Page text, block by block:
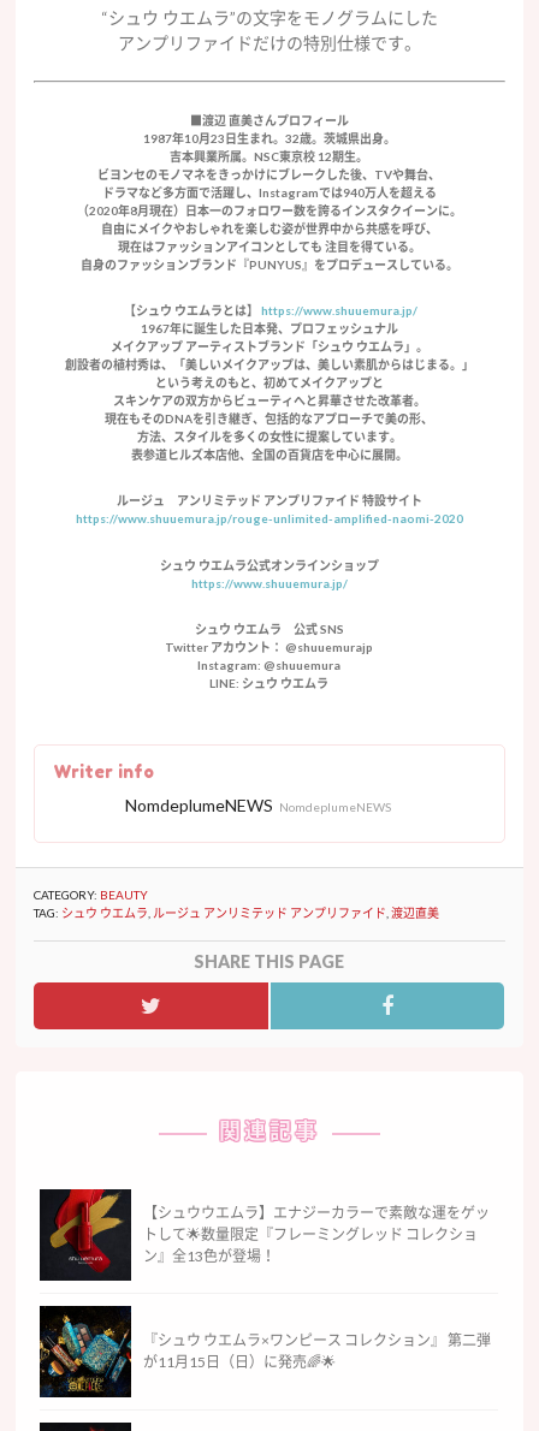
“シュウ ウエムラ”の文字をモノグラムにした
アンプリファイドだけの特別仕様です。
■渡辺 直美さんプロフィール
1987年10月23日生まれ。32歳。茨城県出身。
吉本興業所属。NSC東京校 12期生。
ビヨンセのモノマネをきっかけにブレークした後、TVや舞台、
ドラマなど多方面で活躍し、Instagramでは940万人を超える
（2020年8月現在）日本一のフォロワー数を誇るインスタクイーンに。
自由にメイクやおしゃれを楽しむ姿が世界中から共感を呼び、
現在はファッションアイコンとしても 注目を得ている。
自身のファッションブランド『PUNYUS』をプロデュースしている。
【シュウ ウエムラとは】 https://www.shuuemura.jp/
1967年に誕生した日本発、プロフェッシュナル
メイクアップ アーティストブランド「シュウ ウエムラ」。
創設者の植村秀は、「美しいメイクアップは、美しい素肌からはじまる。」
という考えのもと、初めてメイクアップと
スキンケアの双方からビューティへと昇華させた改革者。
現在もそのDNAを引き継ぎ、包括的なアプローチで美の形、
方法、スタイルを多くの女性に提案しています。
表参道ヒルズ本店他、全国の百貨店を中心に展開。
ルージュ アンリミテッド アンプリファイド 特設サイト
https://www.shuuemura.jp/rouge-unlimited-amplified-naomi-2020
シュウ ウエムラ公式オンラインショップ
https://www.shuuemura.jp/
シュウ ウエムラ 公式 SNS
Twitter アカウント： @shuuemurajp
Instagram: @shuuemura
LINE: シュウ ウエムラ
Writer info
NomdeplumeNEWS NomdeplumeNEWS
CATEGORY: BEAUTY
TAG: シュウ ウエムラ ルージュ アンリミテッド アンプリファイド ,渡辺直美
SHARE THIS PAGE
関連記事
【シュウウエムラ】エナジーカラーで素敵な運をゲッ
トして🌟数量限定『フレーミングレッド コレクショ
ン』全13色が登場！
『シュウ ウエムラ×ワンピース コレクション』 第二弾
が11月15日（日）に発売🌈🌟